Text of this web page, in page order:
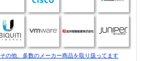
その他、多数のメーカー商品を取り扱ってます